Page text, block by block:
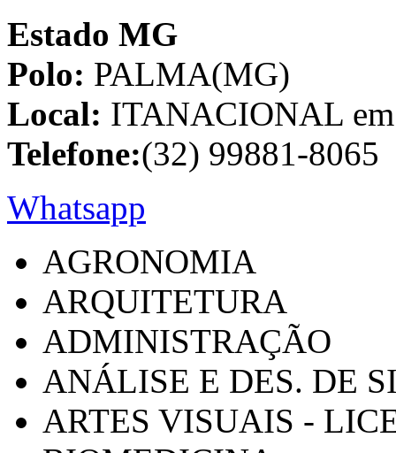
Estado MG
Polo: PALMA(MG)
Local: ITANACIONAL
Telefone:(32) 99881-8065
Whatsapp
AGRONOMIA
ARQUITETURA
ADMINISTRAÇÃO
ANÁLISE E DES. DE
ARTES VISUAIS -